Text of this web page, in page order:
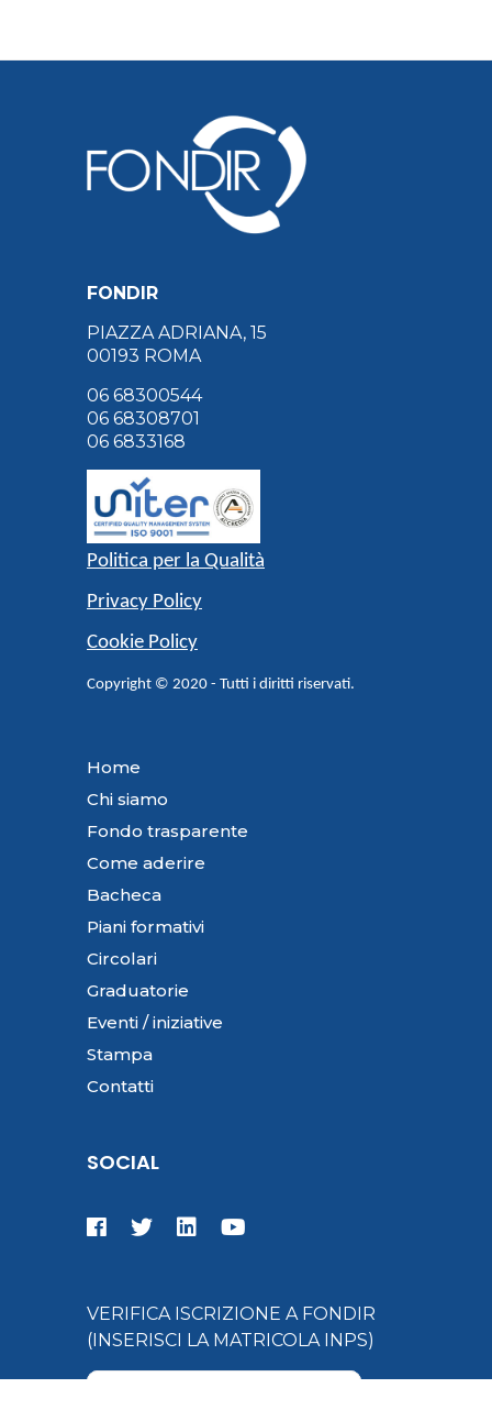
FONDIR
PIAZZA ADRIANA, 15
00193 ROMA
06 68300544
06 68308701
06 6833168
Politica per la Qualità
Privacy Policy
Cookie Policy
Copyright © 2020 - Tutti i diritti riservati.
Home
Chi siamo
Fondo trasparente
Come aderire
Bacheca
Piani formativi
Circolari
Graduatorie
Eventi / iniziative
Stampa
Contatti
SOCIAL
VERIFICA ISCRIZIONE A FONDIR
(INSERISCI LA MATRICOLA INPS)